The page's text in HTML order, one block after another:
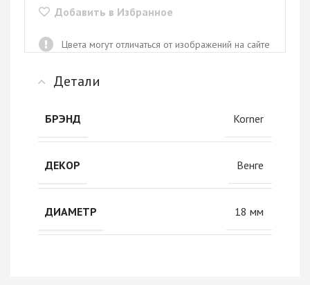
Добавить в Избранное
Цвета могут отличаться от изображений на сайте
Детали
БРЭНД Korner
ДЕКОР Венге
ДИАМЕТР 18 мм